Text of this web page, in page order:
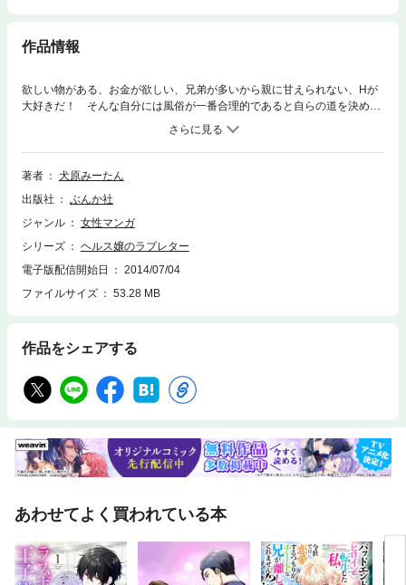
作品情報
欲しい物がある、お金が欲しい、兄弟が多いから親に甘えられない、Hが
大好きだ！ そんな自分には風俗が一番合理的であると自らの道を決めた
大学生・カオリは、さっそく面接に出向く事に！ モラルや小さい既成概
念ではご飯は食べていけない！ ってか風俗が悪いと誰が決めたの!? 新
たなる生き方を見詰める女子大生の奮闘を描いた、笑いあり涙ありの超大
作!!
著者
犬原みーたん
出版社
ぶんか社
ジャンル
女性マンガ
シリーズ
ヘルス嬢のラブレター
電子版配信開始日
2014/07/04
ファイルサイズ
53.28 MB
作品をシェアする
あわせてよく買われている本